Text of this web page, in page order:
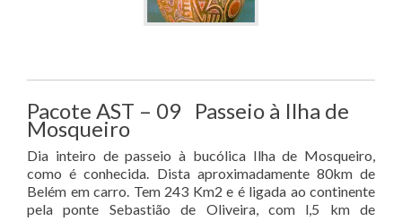
Pacote AST – 09 Passeio à Ilha de
Mosqueiro
Dia inteiro de passeio à bucólica Ilha de Mosqueiro,
como é conhecida. Dista aproximadamente 80km de
Belém em carro. Tem 243 Km2 e é ligada ao continente
pela ponte Sebastião de Oliveira, com l,5 km de